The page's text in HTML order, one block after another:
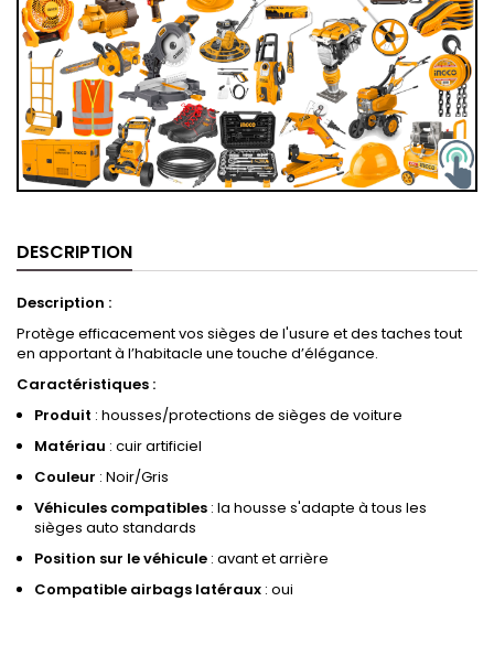
DESCRIPTION
Description :
Protège efficacement vos sièges de l'usure et des taches tout
en apportant à l’habitacle une touche d’élégance.
Caractéristiques :
Produit : housses/protections de sièges de voiture
Matériau : cuir artificiel
Couleur : Noir/Gris
Véhicules compatibles : la housse s'adapte à tous les
sièges auto standards
Position sur le véhicule : avant et arrière
Compatible airbags latéraux : oui